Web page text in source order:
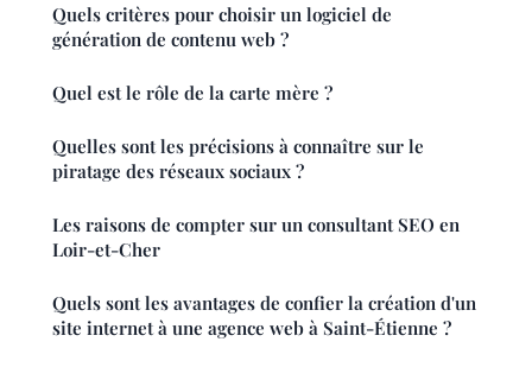
Quels critères pour choisir un logiciel de
génération de contenu web ?
Quel est le rôle de la carte mère ?
Quelles sont les précisions à connaître sur le
piratage des réseaux sociaux ?
Les raisons de compter sur un consultant SEO en
Loir-et-Cher
Quels sont les avantages de confier la création d'un
site internet à une agence web à Saint-Étienne ?